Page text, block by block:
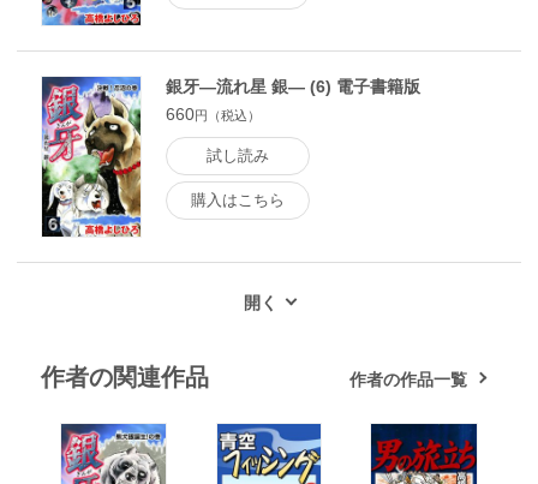
銀牙―流れ星 銀― (6) 電子書籍版
660円（税込）
試し読み
購入はこちら
作者の関連作品 作者の作品一覧